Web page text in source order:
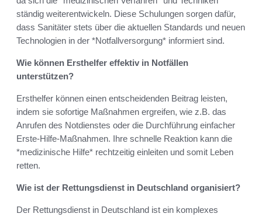
ständig weiterentwickeln. Diese Schulungen sorgen dafür,
dass Sanitäter stets über die aktuellen Standards und neuen
Technologien in der *Notfallversorgung* informiert sind.
Wie können Ersthelfer effektiv in Notfällen
unterstützen?
Ersthelfer können einen entscheidenden Beitrag leisten,
indem sie sofortige Maßnahmen ergreifen, wie z.B. das
Anrufen des Notdienstes oder die Durchführung einfacher
Erste-Hilfe-Maßnahmen. Ihre schnelle Reaktion kann die
*medizinische Hilfe* rechtzeitig einleiten und somit Leben
retten.
Wie ist der Rettungsdienst in Deutschland organisiert?
Der Rettungsdienst in Deutschland ist ein komplexes